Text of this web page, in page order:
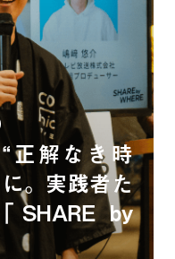
正解なき時
。実践者た
by